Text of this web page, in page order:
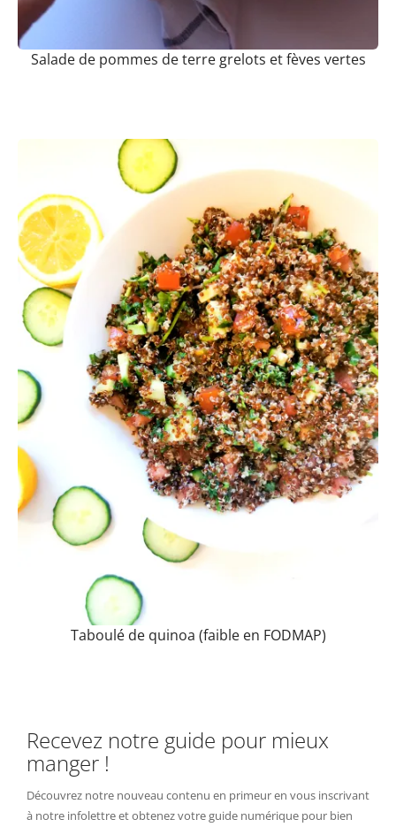
Salade de pommes de terre grelots et fèves vertes
Taboulé de quinoa (faible en FODMAP)
Recevez notre guide pour mieux
manger !
Découvrez notre nouveau contenu en primeur en vous inscrivant
à notre infolettre et obtenez votre guide numérique pour bien